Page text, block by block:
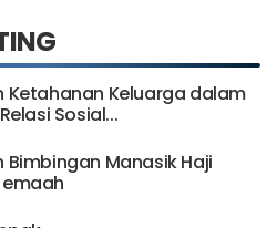
Ketahanan Keluarga dalam
Sosial...
Bimbingan Manasik Haji